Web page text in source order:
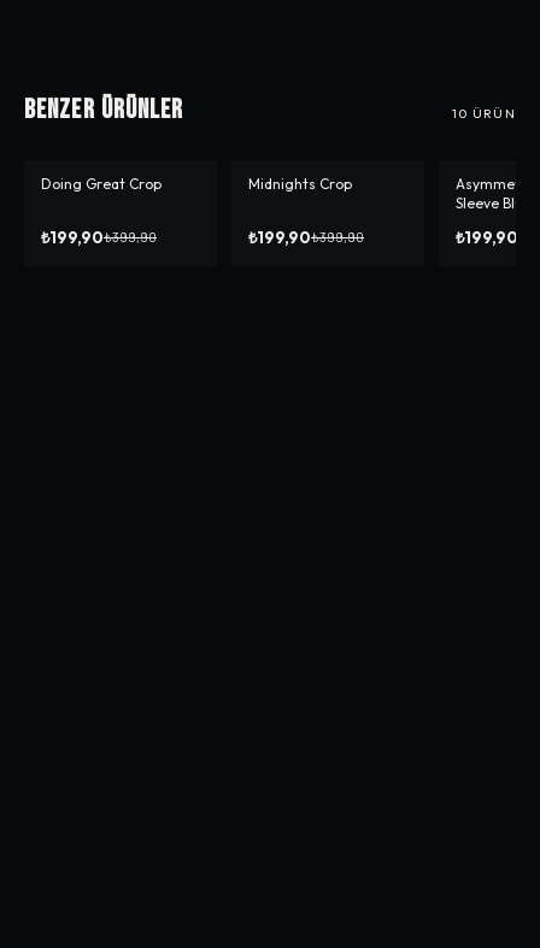
Benzer Ürünler 10 ÜRÜN
-%50
Doing Great Crop
₺199,90₺399,90
-%50
Midnights Crop
₺199,90₺399,90
-%56
Sleeve Bluz
₺199,90